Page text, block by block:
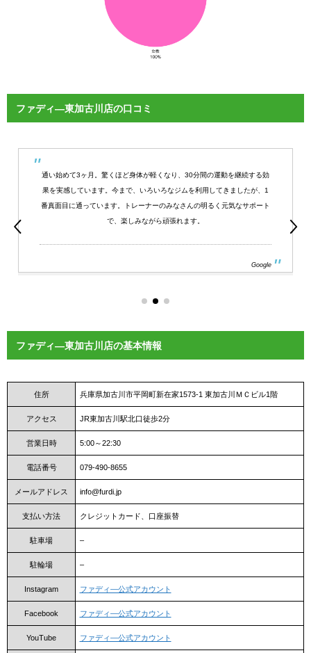
ファディ―東加古川店の口コミ
通い始めて3ヶ月。驚くほど身体が軽くなり、30分間の運動を継続する効
果を実感しています。今まで、いろいろなジムを利用してきましたが、1
番真面目に通っています。トレーナーのみなさんの明るく元気なサポート
で、楽しみながら頑張れます。
Google
ファディ―東加古川店の基本情報
住所 兵庫県加古川市平岡町新在家1573-1 東加古川ＭＣビル1階
アクセス JR東加古川駅北口徒歩2分
営業日時 5:00～22:30
電話番号 079-490-8655
メールアドレス info@furdi.jp
支払い方法 クレジットカード、口座振替
駐車場 –
駐輪場 –
Instagram ファディ―公式アカウント
Facebook ファディ―公式アカウント
YouTube ファディ―公式アカウント